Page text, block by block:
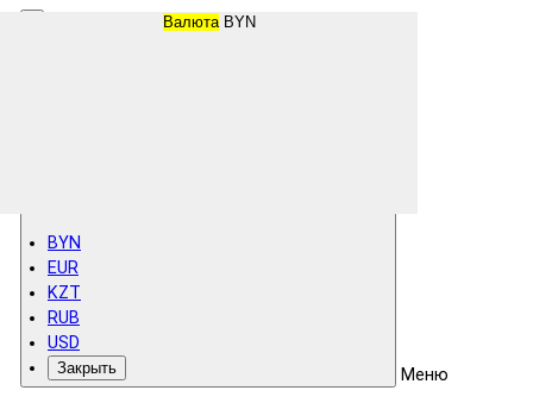
Меню
Валюта BYN
BYN
EUR
KZT
RUB
USD
Закрыть